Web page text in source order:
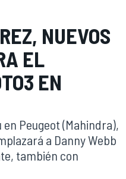
NUEVOS
EL
EN
Peugeot (Mahindra),
a Danny Webb
también con